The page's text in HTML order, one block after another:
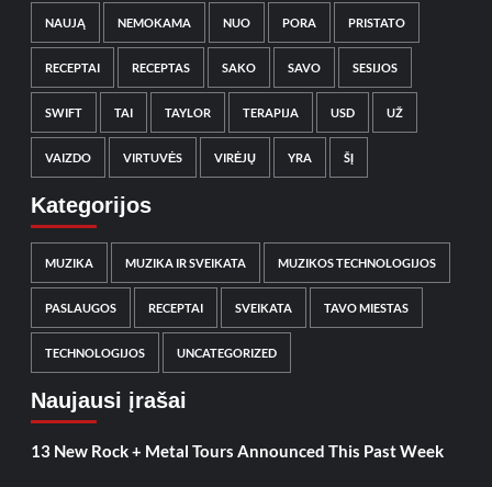
NAUJĄ NEMOKAMA NUO PORA PRISTATO
RECEPTAI RECEPTAS SAKO SAVO SESIJOS
SWIFT TAI TAYLOR TERAPIJA USD UŽ
VAIZDO VIRTUVĖS VIRĖJŲ YRA ŠĮ
Kategorijos
MUZIKA MUZIKA IR SVEIKATA MUZIKOS TECHNOLOGIJOS
PASLAUGOS RECEPTAI SVEIKATA TAVO MIESTAS
TECHNOLOGIJOS UNCATEGORIZED
Naujausi įrašai
13 New Rock + Metal Tours Announced This Past Week